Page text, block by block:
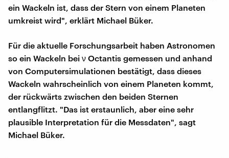
ein Wackeln ist, dass der Stern von einem Planeten
umkreist wird", erklärt Michael Büker.
Für die aktuelle Forschungsarbeit haben Astronomen
so ein Wackeln bei ν Octantis gemessen und anhand
von Computersimulationen bestätigt, dass dieses
Wackeln wahrscheinlich von einem Planeten kommt,
der rückwärts zwischen den beiden Sternen
entlangflitzt. "Das ist erstaunlich, aber eine sehr
plausible Interpretation für die Messdaten", sagt
Michael Büker.